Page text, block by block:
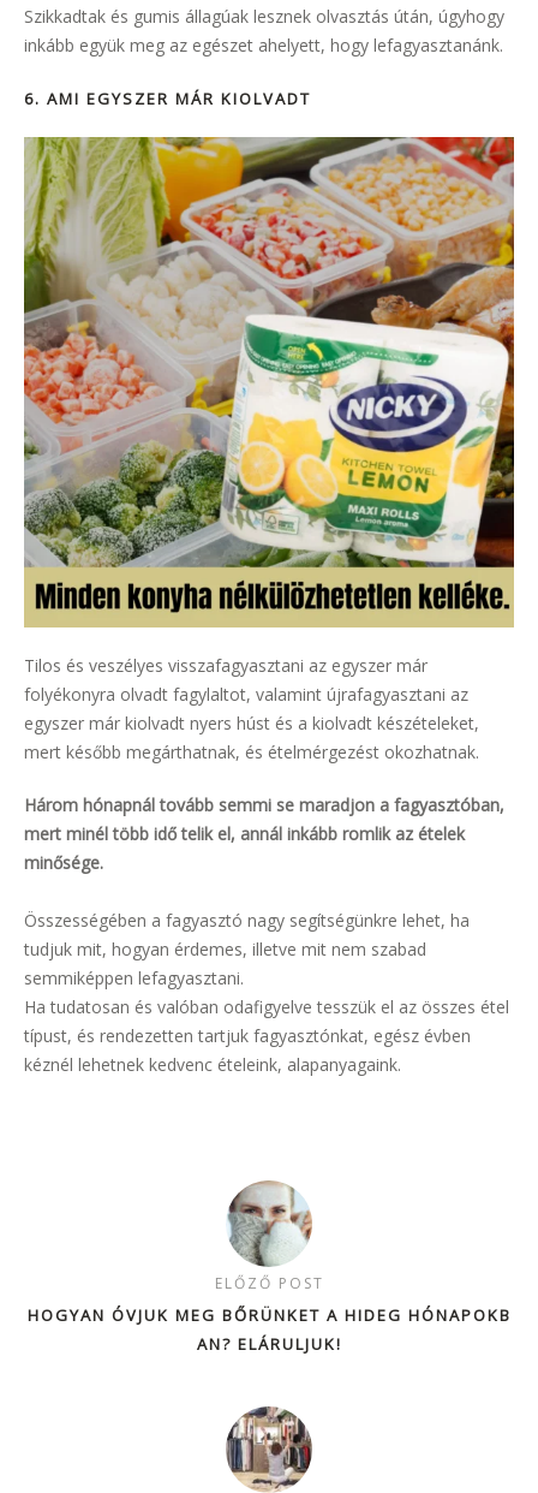
Szikkadtak és gumis állagúak lesznek olvasztás útán, úgyhogy
inkább együk meg az egészet ahelyett, hogy lefagyasztanánk.
6. AMI EGYSZER MÁR KIOLVADT
Tilos és veszélyes visszafagyasztani az egyszer már
folyékonyra olvadt fagylaltot, valamint újrafagyasztani az
egyszer már kiolvadt nyers húst és a kiolvadt készételeket,
mert később megárthatnak, és ételmérgezést okozhatnak.
Három hónapnál tovább semmi se maradjon a fagyasztóban,
mert minél több idő telik el, annál inkább romlik az ételek
minősége.
Összességében a fagyasztó nagy segítségünkre lehet, ha
tudjuk mit, hogyan érdemes, illetve mit nem szabad
semmiképpen lefagyasztani.
Ha tudatosan és valóban odafigyelve tesszük el az összes étel
típust, és rendezetten tartjuk fagyasztónkat, egész évben
kéznél lehetnek kedvenc ételeink, alapanyagaink.
ELŐZŐ POST
HOGYAN ÓVJUK MEG BŐRÜNKET A HIDEG HÓNAPOKB
AN? ELÁRULJUK!